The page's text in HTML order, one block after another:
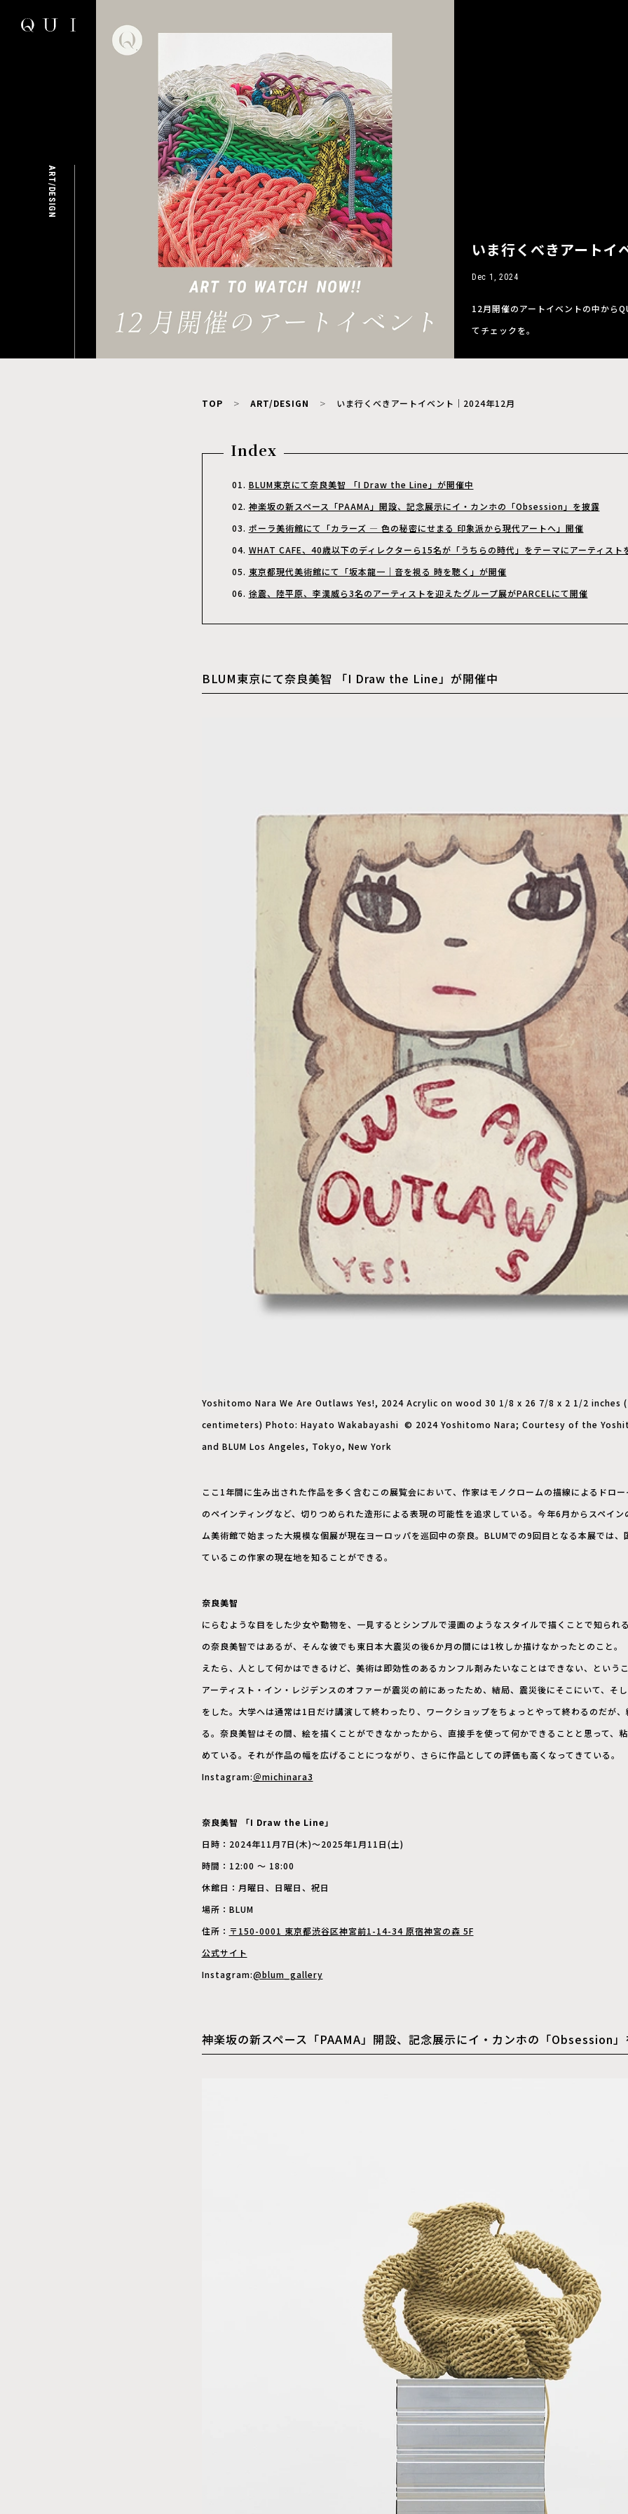
ART/DESIGN
いま行くべきアート
Dec 1, 2024
12月開催のアートイベントの中から
てチェックを。
TOP ART/DESIGN いま行くべきアートイベント｜2024年12月
Index
BLUM東京にて奈良美智 「I Draw the Line」が開催中
神楽坂の新スペース「PAAMA」開設、記念展示にイ・カンホの「Obsession」を披露
ポーラ美術館にて「カラーズ ― 色の秘密にせまる 印象派から現代アートへ」開催
WHAT CAFE、40歳以下のディレクターら15名が「うちらの時代」をテーマにアーティスト
東京都現代美術館にて「坂本龍一｜音を視る 時を聴く」が開催
徐震、陸平原、李漢威ら3名のアーティストを迎えたグループ展がPARCELにて開催
BLUM東京にて奈良美智 「I Draw the Line」が開催中
Yoshitomo Nara We Are Outlaws Yes!, 2024 Acrylic on wood 30 1/8 x 26 7/8 x 2 1/2 inches
centimeters) Photo: Hayato Wakabayashi © 2024 Yoshitomo Nara; Courtesy of the
and BLUM Los Angeles, Tokyo, New York
ここ1年間に生み出された作品を多く含むこの展覧会において、作家はモノクロームの描線によるドロ
のペインティングなど、切りつめられた造形による表現の可能性を追求している。今年6月からスペイ
ム美術館で始まった大規模な個展が現在ヨーロッパを巡回中の奈良。BLUMでの9回目となる本展では
ているこの作家の現在地を知ることができる。
奈良美智
にらむような目をした少女や動物を、一見するとシンプルで漫画のようなスタイルで描くことで知られ
の奈良美智ではあるが、そんな彼でも東日本大震災の後6か月の間には1枚しか描けなかったとのこと。
えたら、人として何かはできるけど、美術は即効性のあるカンフル剤みたいなことはできない、という
アーティスト・イン・レジデンスのオファーが震災の前にあったため、結局、震災後にそこにいて、そ
をした。大学へは通常は1日だけ講演して終わったり、ワークショップをちょっとやって終わるのだが
る。奈良美智はその間、絵を描くことができなかったから、直接手を使って何かできることと思って、
めている。それが作品の幅を広げることにつながり、さらに作品としての評価も高くなってきている。
Instagram:＠michinara3
奈良美智 「I Draw the Line」
日時：2024年11月7日(木)〜2025年1月11日(土)
時間：12:00 〜 18:00
休館日：月曜日、日曜日、祝日
場所：BLUM
住所： 〒150-0001 東京都渋谷区神宮前1-14-34 原宿神宮の森 5F
公式サイト
Instagram:@blum_gallery
神楽坂の新スペース「PAAMA」開設、記念展示にイ・カンホの「Obsession